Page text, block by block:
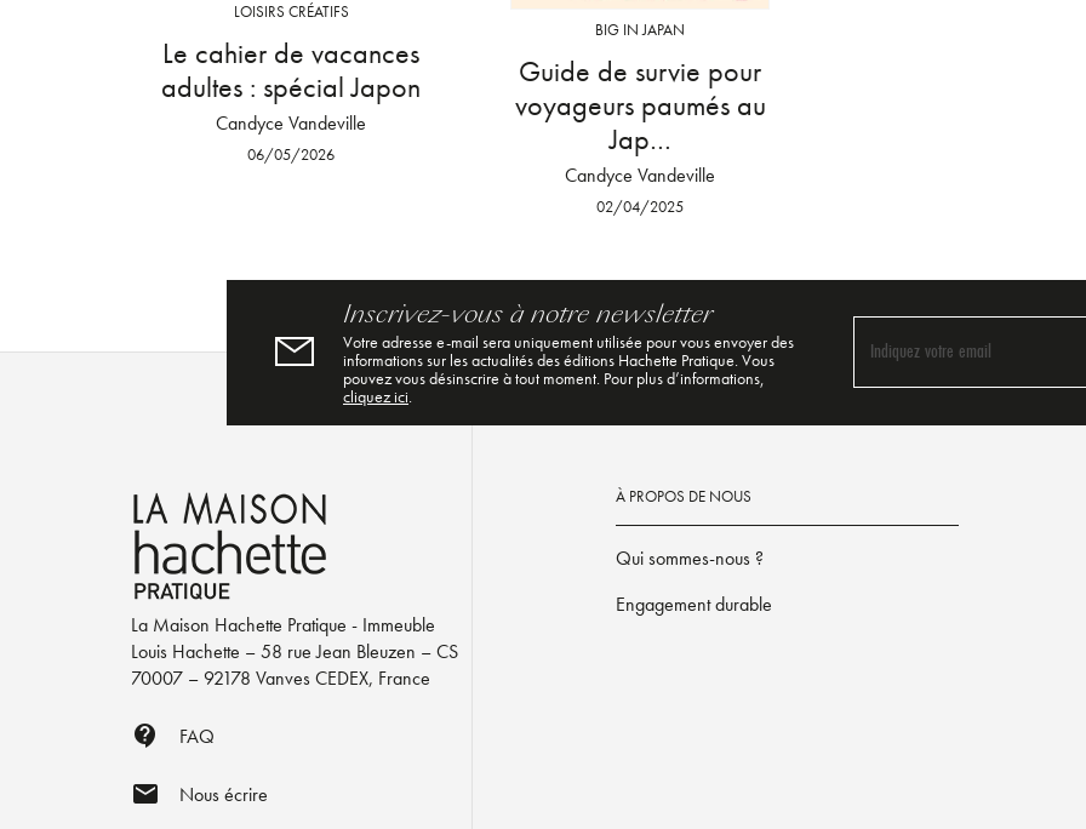
LOISIRS CRÉATIFS
Le cahier de vacances
adultes : spécial Japon
Candyce Vandeville
06/05/2026
BIG IN JAPAN
Guide de survie pour
voyageurs paumés au
Jap…
Candyce Vandeville
02/04/2025
Inscrivez-vous à notre newsletter
Votre adresse e-mail sera uniquement utilisée pour vous envoyer des
informations sur les actualités des éditions Hachette Pratique. Vous
pouvez vous désinscrire à tout moment. Pour plus d’informations,
cliquez ici.
Indiquez votre email
La Maison Hachette Pratique - Immeuble
Louis Hachette – 58 rue Jean Bleuzen – CS
70007 – 92178 Vanves CEDEX, France
contact_support FAQ
mail Nous écrire
À PROPOS DE NOUS
Qui sommes-nous ?
Engagement durable